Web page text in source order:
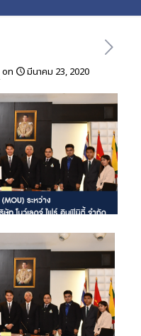
on มีนาคม 23, 2020